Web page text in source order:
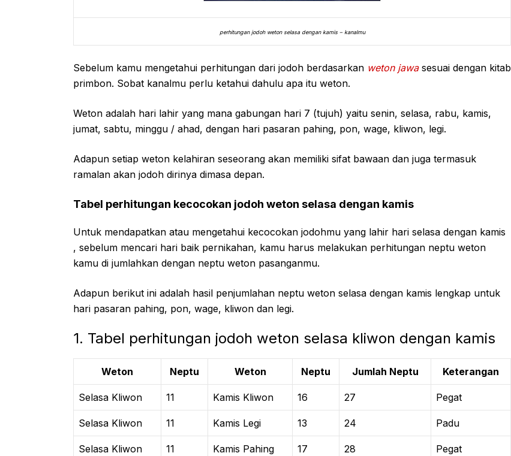
perhitungan jodoh weton selasa dengan kamis – kanalmu
Sebelum kamu mengetahui perhitungan dari jodoh berdasarkan weton jawasesuai dengan kitab
primbon. Sobat kanalmu perlu ketahui dahulu apa itu weton.
Weton adalah hari lahir yang mana gabungan hari 7 (tujuh) yaitu senin, selasa, rabu, kamis,
jumat, sabtu, minggu / ahad, dengan hari pasaran pahing, pon, wage, kliwon, legi.
Adapun setiap weton kelahiran seseorang akan memiliki sifat bawaan dan juga termasuk
ramalan akan jodoh dirinya dimasa depan.
Tabel perhitungan kecocokan jodoh weton selasa dengan kamis
Untuk mendapatkan atau mengetahui kecocokan jodohmu yang lahir hari selasa dengan kamis
, sebelum mencari hari baik pernikahan, kamu harus melakukan perhitungan neptu weton
kamu di jumlahkan dengan neptu weton pasanganmu.
Adapun berikut ini adalah hasil penjumlahan neptu weton selasa dengan kamis lengkap untuk
hari pasaran pahing, pon, wage, kliwon dan legi.
1. Tabel perhitungan jodoh weton selasa kliwon dengan kamis
Weton Neptu Weton Neptu Jumlah Neptu Keterangan
Selasa Kliwon 11 Kamis Kliwon 16 27 Pegat
Selasa Kliwon 11 Kamis Legi 13 24 Padu
Selasa Kliwon 11 Kamis Pahing 17 28 Pegat